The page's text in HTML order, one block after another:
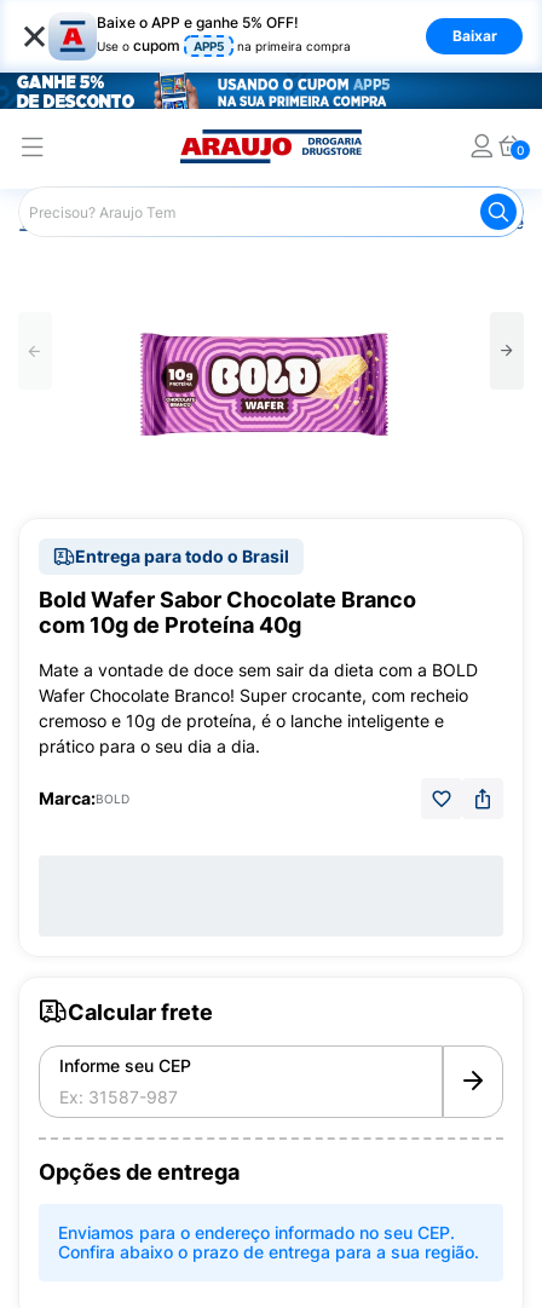
× Baixe o APP e ganhe 5% OFF!
Use o cupom APP5 na primeira compra
Baixar
0
Araujo Nutrição Saudável Barra de
Entrega para todo o Brasil
Bold Wafer Sabor Chocolate Branco
com 10g de Proteína 40g
Mate a vontade de doce sem sair da dieta com a BOLD
Wafer Chocolate Branco! Super crocante, com recheio
cremoso e 10g de proteína, é o lanche inteligente e
prático para o seu dia a dia.
Marca:BOLD
Calcular frete
Informe seu CEP
Opções de entrega
Enviamos para o endereço informado no seu CEP.
Confira abaixo o prazo de entrega para a sua região.